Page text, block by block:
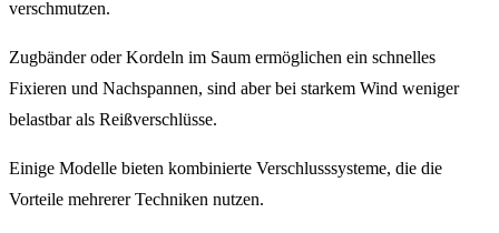
verschmutzen.
Zugbänder oder Kordeln im Saum ermöglichen ein schnelles
Fixieren und Nachspannen, sind aber bei starkem Wind weniger
belastbar als Reißverschlüsse.
Einige Modelle bieten kombinierte Verschlusssysteme, die die
Vorteile mehrerer Techniken nutzen.